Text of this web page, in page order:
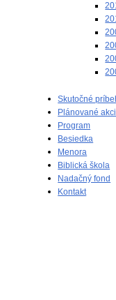
Skutočné
Plánované
Program
Besiedka
Menora
Biblická škola
Nadačný fond
Kontakt